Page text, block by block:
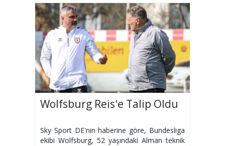
Wolfsburg Reis'e Talip Oldu
Sky Sport DE'nin haberine göre, Bundesliga
ekibi Wolfsburg, 52 yaşındaki Alman teknik